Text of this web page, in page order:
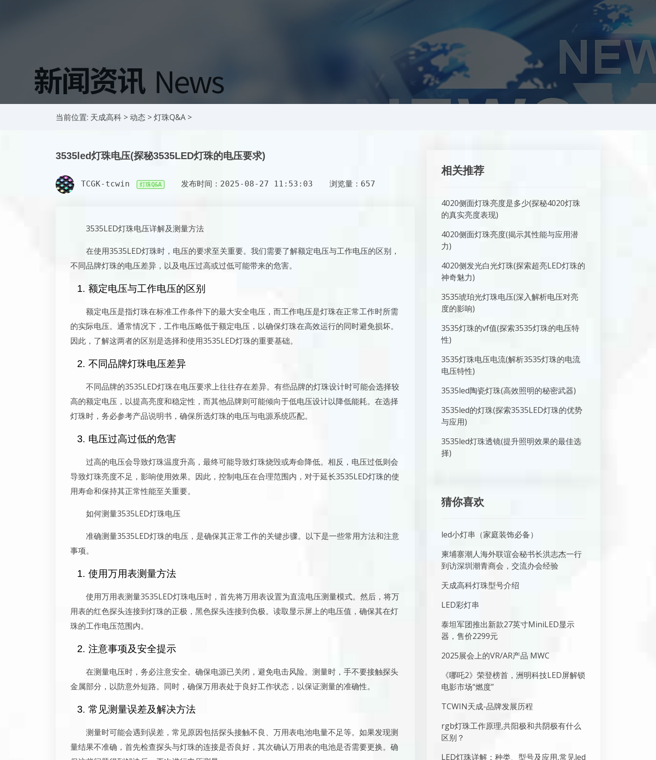
当前位置: 天成高科 >动态 >灯珠Q&A >
3535led灯珠电压(探秘3535LED灯珠的电压要求)
TCGK-tcwin 灯珠Q&A 发布时间：2025-08-27 11:53:03 浏览量：657
3535LED灯珠电压详解及测量方法
在使用3535LED灯珠时，电压的要求至关重要。我们需要了解额定电压与工作电压的区别，
不同品牌灯珠的电压差异，以及电压过高或过低可能带来的危害。
1. 额定电压与工作电压的区别
额定电压是指灯珠在标准工作条件下的最大安全电压，而工作电压是灯珠在正常工作时所需
的实际电压。通常情况下，工作电压略低于额定电压，以确保灯珠在高效运行的同时避免损坏。
因此，了解这两者的区别是选择和使用3535LED灯珠的重要基础。
2. 不同品牌灯珠电压差异
不同品牌的3535LED灯珠在电压要求上往往存在差异。有些品牌的灯珠设计时可能会选择较
高的额定电压，以提高亮度和稳定性，而其他品牌则可能倾向于低电压设计以降低能耗。在选择
灯珠时，务必参考产品说明书，确保所选灯珠的电压与电源系统匹配。
3. 电压过高过低的危害
过高的电压会导致灯珠温度升高，最终可能导致灯珠烧毁或寿命降低。相反，电压过低则会
导致灯珠亮度不足，影响使用效果。因此，控制电压在合理范围内，对于延长3535LED灯珠的使
用寿命和保持其正常性能至关重要。
如何测量3535LED灯珠电压
准确测量3535LED灯珠的电压，是确保其正常工作的关键步骤。以下是一些常用方法和注意
事项。
1. 使用万用表测量方法
使用万用表测量3535LED灯珠电压时，首先将万用表设置为直流电压测量模式。然后，将万
用表的红色探头连接到灯珠的正极，黑色探头连接到负极。读取显示屏上的电压值，确保其在灯
珠的工作电压范围内。
2. 注意事项及安全提示
在测量电压时，务必注意安全。确保电源已关闭，避免电击风险。测量时，手不要接触探头
金属部分，以防意外短路。同时，确保万用表处于良好工作状态，以保证测量的准确性。
3. 常见测量误差及解决方法
测量时可能会遇到误差，常见原因包括探头接触不良、万用表电池电量不足等。如果发现测
量结果不准确，首先检查探头与灯珠的连接是否良好，其次确认万用表的电池是否需要更换。确
相关推荐
4020侧面灯珠亮度是多少(探秘4020灯珠
的真实亮度表现)
4020侧面灯珠亮度(揭示其性能与应用潜
力)
4020侧发光白光灯珠(探索超亮LED灯珠的
神奇魅力)
3535琥珀光灯珠电压(深入解析电压对亮
度的影响)
3535灯珠的vf值(探索3535灯珠的电压特
性)
3535灯珠电压电流(解析3535灯珠的电流
电压特性)
3535led陶瓷灯珠(高效照明的秘密武器)
3535led的灯珠(探索3535LED灯珠的优势
与应用)
3535led灯珠透镜(提升照明效果的最佳选
择)
猜你喜欢
led小灯串（家庭装饰必备）
柬埔寨潮人海外联谊会秘书长洪志杰一行
到访深圳潮青商会，交流办会经验
天成高科灯珠型号介绍
LED彩灯串
泰坦军团推出新款27英寸MiniLED显示
器，售价2299元
2025展会上的VR/AR产品 MWC
《哪吒2》荣登榜首，洲明科技LED屏解锁
电影市场“燃度”
TCWIN天成-品牌发展历程
rgb灯珠工作原理,共阳极和共阴极有什么
区别？
LED灯珠详解：种类、型号及应用,常见led